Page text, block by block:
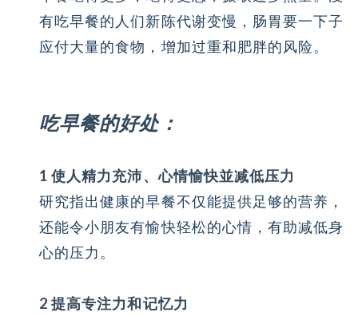
有吃早餐的人们新陈代谢变慢，肠胃要一下子
应付大量的食物，增加过重和肥胖的风险。
吃早餐的好处：
1 使人精力充沛、心情愉快並减低压力
研究指出健康的早餐不仅能提供足够的营养，
还能令小朋友有愉快轻松的心情，有助减低身
心的压力。
2 提高专注力和记忆力